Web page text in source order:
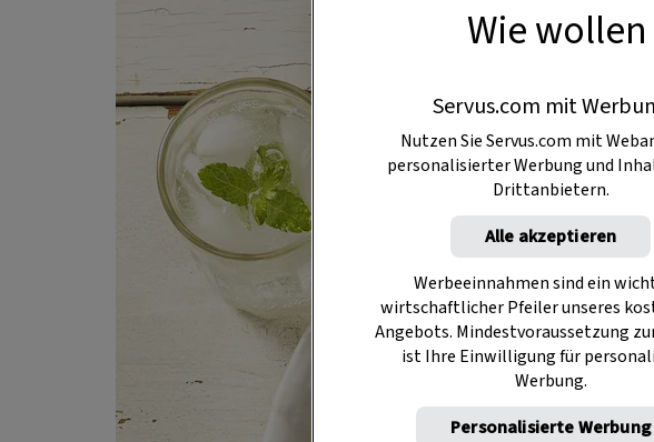
Wie
Servus.com mit
Nutzen Sie Servus.com mit
personalisierter Werbung und
Drittanbietern.
Alle akzeptieren
Werbeeinnahmen sind ein
wirtschaftlicher Pfeiler unseres
Angebots. Mindestvoraussetzung
ist Ihre Einwilligung für
Werbung.
Personalisierte Werbung